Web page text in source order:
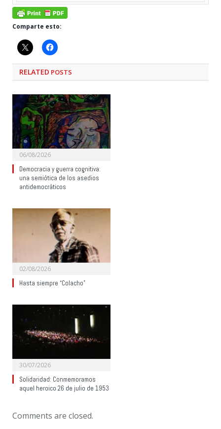
Comparte esto:
RELATED POSTS
06/08/2026
Democracia y guerra cognitiva:
una semiótica de los asedios
antidemocráticos
02/08/2026
Hasta siempre “Colacho”
30/07/2026
Solidaridad: Conmemoramos
aquel heroico 26 de julio de 1953
Comments are closed.